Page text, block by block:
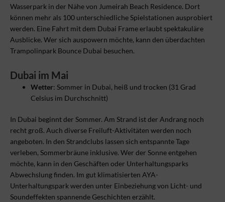
Wasserpark in der Nähe von Jumeirah Beach Residence. Dort
können mehr als 100 unterschiedliche Spielstationen ausprobiert
werden. Eine Fahrt mit dem Dubai Frame erlaubt spektakuläre
Ausblicke. Wer sich auspowern möchte, kann den überdachten
Trampolinpark Bounce Dubai besuchen.
Dubai im Mai
Wetter: Sommer in Dubai, heiß und trocken (31 Grad
Celsius im Durchschnitt)
In Dubai beginnt der Sommer. Am Strand ist der Andrang noch
recht groß. Auch diverse Freiluft-Aktivitäten werden noch
angeboten. In den Strandclubs lassen sich entspannte Tage
verleben, Sommerbräune inklusive. Wer der Sonne entgehen
möchte, kann in den Geschäften oder Unterhaltungsparks
Abwechslung finden. Im gut klimatisierten AYA-
Unterhaltungspark werden unter Einbeziehung von Licht- und
Soundeffekten spannende Geschichten erzählt.